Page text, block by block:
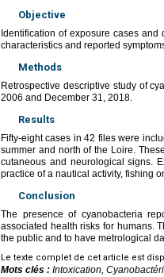
Objective
Identification of exposure cases
characteristics and reported
Methods
Retrospective descriptive study of
2006 and December 31, 2018.
Results
Fifty-eight cases in 42 files were
summer and north of the Loire.
cutaneous and neurological signs.
practice of a nautical activity, fishing
Conclusion
The presence of cyanobacteria
associated health risks for humans.
the public and to have metrological
Le texte complet de cet article est
Mots clés : Intoxication,